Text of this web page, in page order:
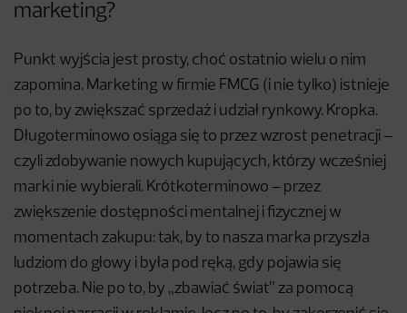
marketing?
Punkt wyjścia jest prosty, choć ostatnio wielu o nim
zapomina. Marketing w firmie FMCG (i nie tylko) istnieje
po to, by zwiększać sprzedaż i udział rynkowy. Kropka.
Długoterminowo osiąga się to przez wzrost penetracji –
czyli zdobywanie nowych kupujących, którzy wcześniej
marki nie wybierali. Krótkoterminowo – przez
zwiększenie dostępności mentalnej i fizycznej w
momentach zakupu: tak, by to nasza marka przyszła
ludziom do głowy i była pod ręką, gdy pojawia się
potrzeba. Nie po to, by „zbawiać świat” za pomocą